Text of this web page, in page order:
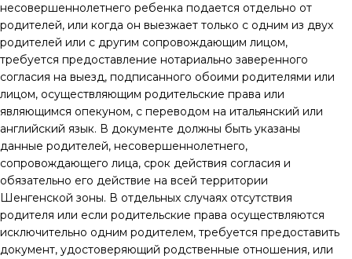
несовершеннолетнего ребенка подается отдельно от
родителей, или когда он выезжает только с одним из двух
родителей или с другим сопровождающим лицом,
требуется предоставление нотариально заверенного
согласия на выезд, подписанного обоими родителями или
лицом, осуществляющим родительские права или
являющимся опекуном, с переводом на итальянский или
английский язык. В документе должны быть указаны
данные родителей, несовершеннолетнего,
сопровождающего лица, срок действия согласия и
обязательно его действие на всей территории
Шенгенской зоны. В отдельных случаях отсутствия
родителя или если родительские права осуществляются
исключительно одним родителем, требуется предоставить
документ, удостоверяющий родственные отношения, или